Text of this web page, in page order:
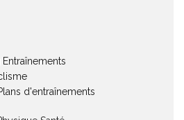
Entraînements
d'entraînements